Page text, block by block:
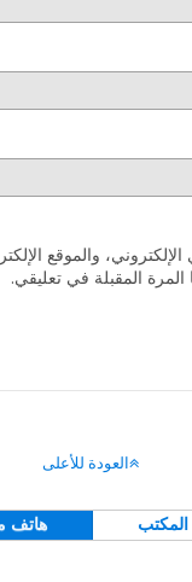
والموقع
المرة المقبلة في تعليقي.
العودة للأعلى
هاتف